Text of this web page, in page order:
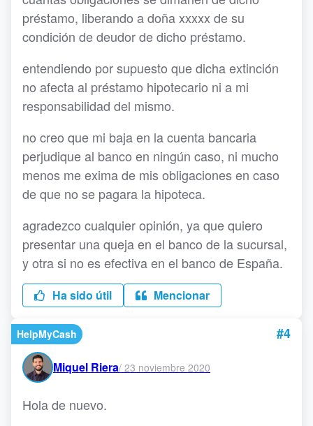
préstamo, liberando a doña xxxxx de su
condición de deudor de dicho préstamo.
entendiendo por supuesto que dicha extinción
no afecta al préstamo hipotecario ni a mi
responsabilidad del mismo.
no creo que mi baja en la cuenta bancaria
perjudique al banco en ningún caso, ni mucho
menos me exima de mis obligaciones en caso
de que no se pagara la hipoteca.
agradezco cualquier opinión, ya que quiero
presentar una queja en el banco de la sucursal,
y otra si no es efectiva en el banco de España.
Ha sido útil Mencionar
HelpMyCash #4
Miquel Riera/ 23 noviembre 2020
Hola de nuevo.